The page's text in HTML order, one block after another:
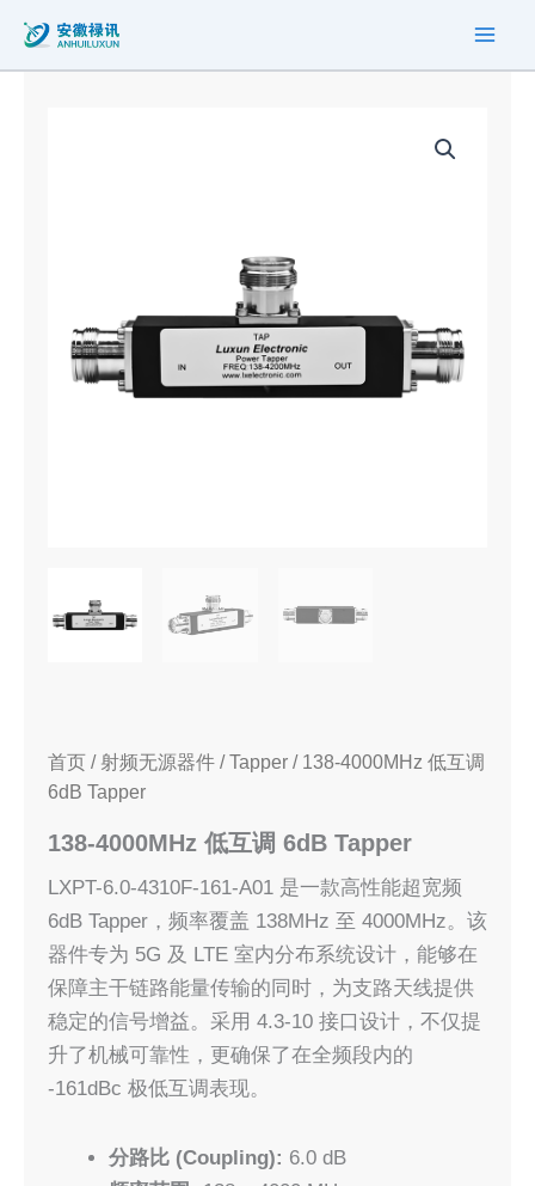
首页 / 射频无源器件 /Tapper / 138-4000MHz 低互调
6dB Tapper
138-4000MHz 低互调 6dB Tapper
LXPT-6.0-4310F-161-A01 是一款高性能超宽频
6dB Tapper，频率覆盖 138MHz 至 4000MHz。该
器件专为 5G 及 LTE 室内分布系统设计，能够在
保障主干链路能量传输的同时，为支路天线提供
稳定的信号增益。采用 4.3-10 接口设计，不仅提
升了机械可靠性，更确保了在全频段内的
-161dBc 极低互调表现。
分路比 (Coupling): 6.0 dB